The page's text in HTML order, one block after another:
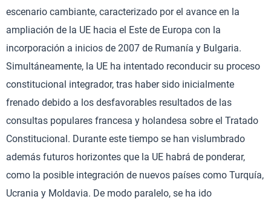
escenario cambiante, caracterizado por el avance en la
ampliación de la UE hacia el Este de Europa con la
incorporación a inicios de 2007 de Rumanía y Bulgaria.
Simultáneamente, la UE ha intentado reconducir su proceso
constitucional integrador, tras haber sido inicialmente
frenado debido a los desfavorables resultados de las
consultas populares francesa y holandesa sobre el Tratado
Constitucional. Durante este tiempo se han vislumbrado
además futuros horizontes que la UE habrá de ponderar,
como la posible integración de nuevos países como Turquía,
Ucrania y Moldavia. De modo paralelo, se ha ido